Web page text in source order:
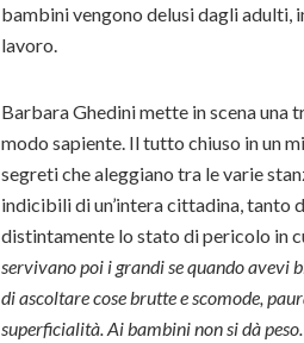
bambini vengono delusi dagli
lavoro.
Barbara Ghedini mette in scena una
modo sapiente. Il tutto chiuso in un
segreti che aleggiano tra le varie
indicibili di un’intera cittadina, tanto
distintamente lo stato di pericolo in
servivano poi i grandi se quando avevi
di ascoltare cose brutte e scomode,
superficialità. Ai bambini non si dà